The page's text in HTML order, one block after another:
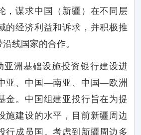
，谋求中国（新疆）在不同层
的经济利益和诉求，并积极推
线国家的合作。
亚洲基础设施投资银行建设进
亚、中国—南亚、中国—欧洲
金。中国组建亚投行旨在为提
施建设的水平，目前新疆周边
行成员国。考虑到新疆周边多